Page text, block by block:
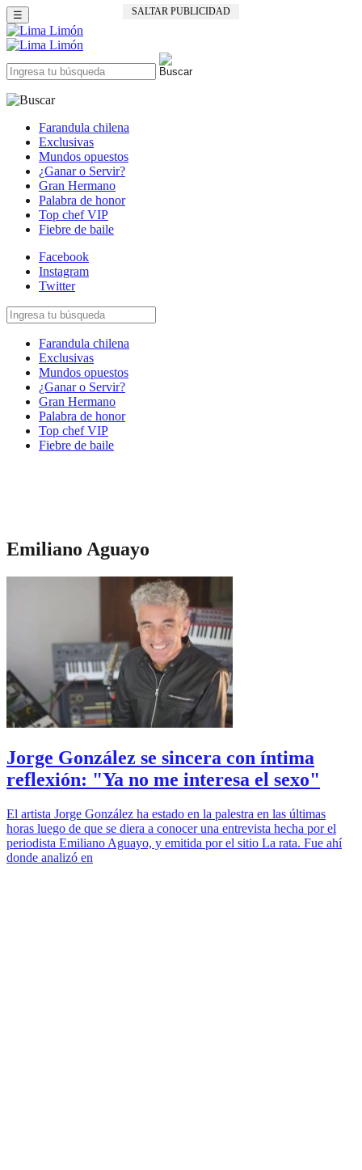
SALTAR PUBLICIDAD
☰
Farandula chilena
Exclusivas
Mundos opuestos
¿Ganar o Servir?
Gran Hermano
Palabra de honor
Top chef VIP
Fiebre de baile
Facebook
Instagram
Twitter
Farandula chilena
Exclusivas
Mundos opuestos
¿Ganar o Servir?
Gran Hermano
Palabra de honor
Top chef VIP
Fiebre de baile
Emiliano Aguayo
Jorge González se sincera con íntima
reflexión: "Ya no me interesa el sexo"
El artista Jorge González ha estado en la palestra en las últimas
horas luego de que se diera a conocer una entrevista hecha por el
periodista Emiliano Aguayo, y emitida por el sitio La rata. Fue ahí
donde analizó en